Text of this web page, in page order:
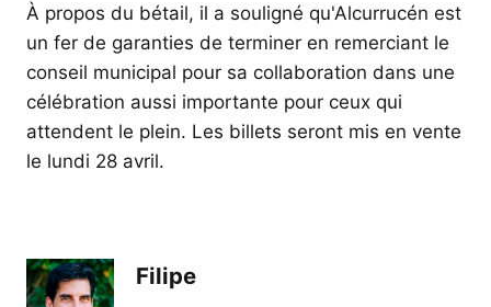
À propos du bétail, il a souligné qu'Alcurrucén est
un fer de garanties de terminer en remerciant le
conseil municipal pour sa collaboration dans une
célébration aussi importante pour ceux qui
attendent le plein. Les billets seront mis en vente
le lundi 28 avril.
Filipe